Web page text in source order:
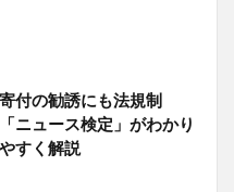
寄付の勧誘にも法規制
「ニュース検定」がわかり
やすく解説